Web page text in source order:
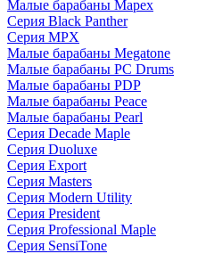
Малые барабаны Mapex
Серия Black Panther
Серия MPX
Малые барабаны Megatone
Малые барабаны PC Drums
Малые барабаны PDP
Малые барабаны Peace
Малые барабаны Pearl
Серия Decade Maple
Серия Duoluxe
Серия Export
Серия Masters
Серия Modern Utility
Серия President
Серия Professional Maple
Серия SensiTone